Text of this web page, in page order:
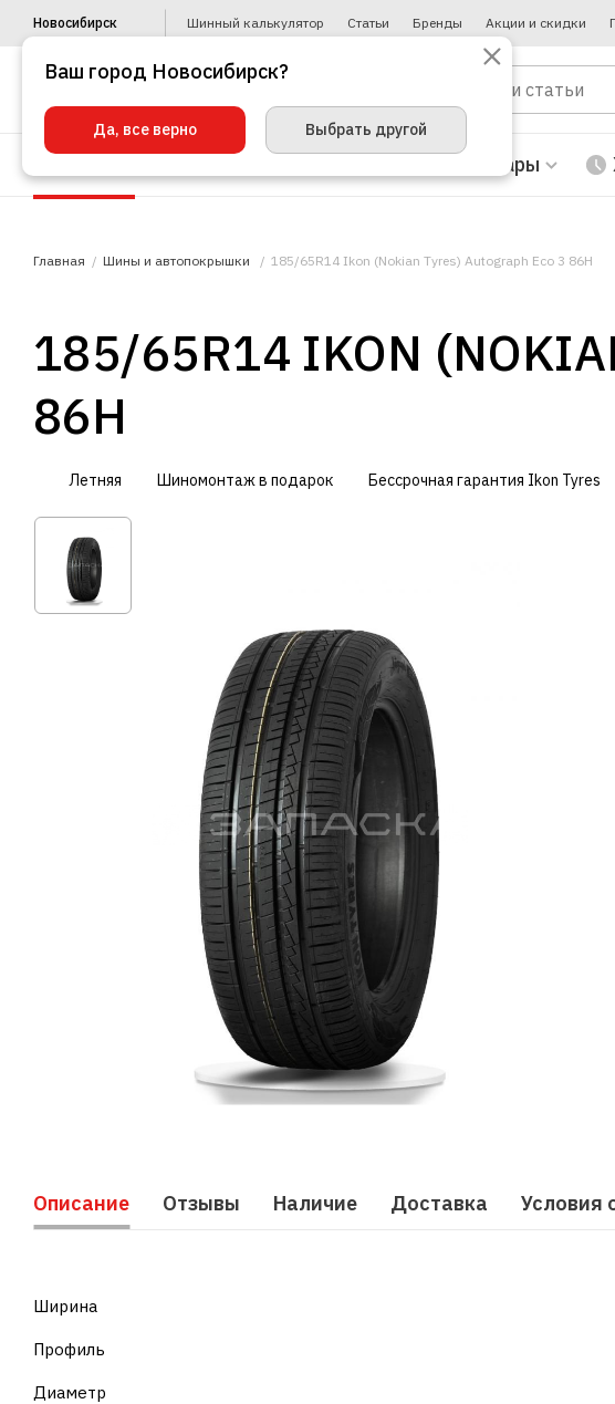
Новосибирск Шинный калькулятор Статьи Бренды Акции и скидки
Автотовары
Главная Шины и автопокрышки 185/65R14 Ikon (Nokian Tyres) Autograph Eco 3 86H
185/65R14 IKON
86H
Летняя Шиномонтаж в подарок Бессрочная гарантия Ikon Tyres
Описание Отзывы Наличие Доставка Условия
Ширина
Профиль
Диаметр
Ваш город Новосибирск?
Да, все верно Выбрать другой